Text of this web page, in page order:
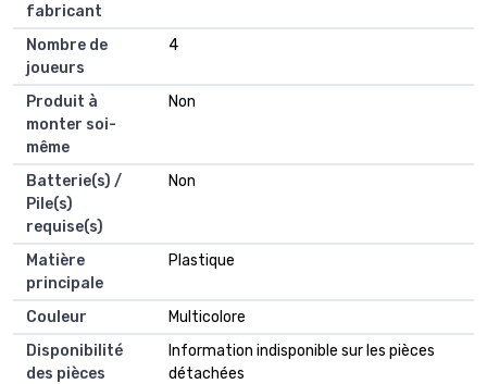
fabricant
Nombre de
joueurs
‎4
Produit à
monter soi-
même
‎Non
Batterie(s) /
Pile(s)
requise(s)
‎Non
Matière
principale
‎Plastique
Couleur
‎Multicolore
Disponibilité
des pièces
‎Information indisponible sur les pièces
détachées